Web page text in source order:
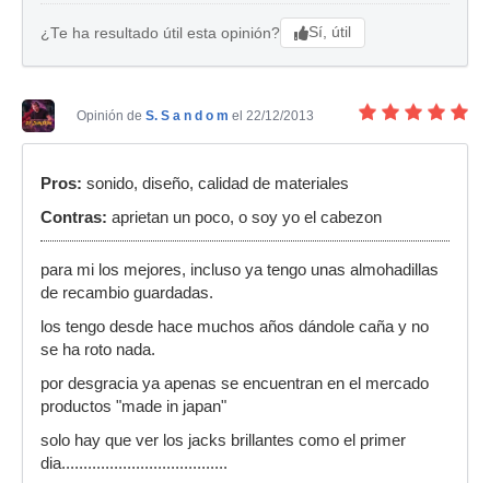
¿Te ha resultado útil esta opinión? Sí, útil
Opinión de S. S a n d o m el 22/12/2013
Pros: sonido, diseño, calidad de materiales
Contras: aprietan un poco, o soy yo el cabezon
para mi los mejores, incluso ya tengo unas almohadillas
de recambio guardadas.
los tengo desde hace muchos años dándole caña y no
se ha roto nada.
por desgracia ya apenas se encuentran en el mercado
productos "made in japan"
solo hay que ver los jacks brillantes como el primer
dia......................................